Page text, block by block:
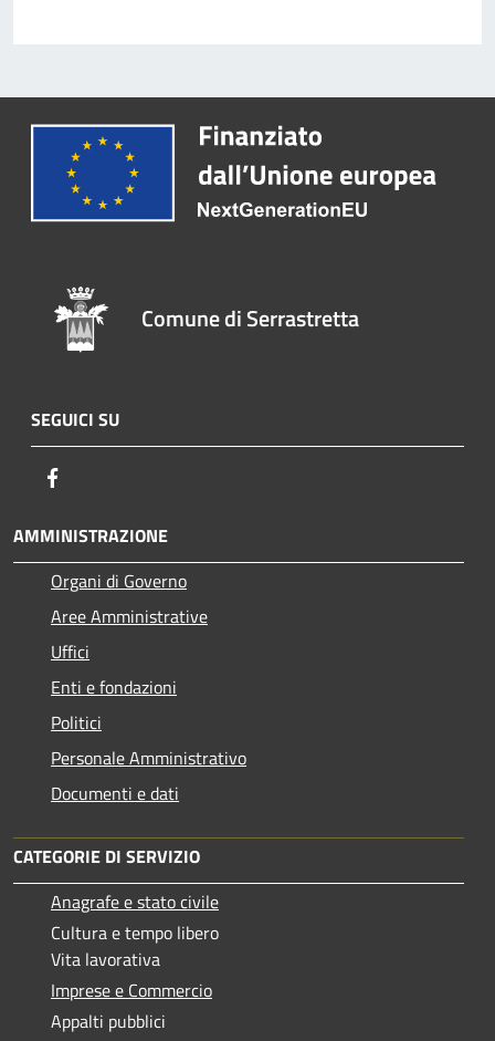
Comune di Serrastretta
SEGUICI SU
AMMINISTRAZIONE
Organi di Governo
Aree Amministrative
Uffici
Enti e fondazioni
Politici
Personale Amministrativo
Documenti e dati
CATEGORIE DI SERVIZIO
Anagrafe e stato civile
Cultura e tempo libero
Vita lavorativa
Imprese e Commercio
Appalti pubblici